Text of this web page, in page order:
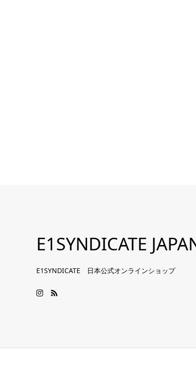
E1SYNDICATE
E1SYNDICATE 日本公式オンラインショップ